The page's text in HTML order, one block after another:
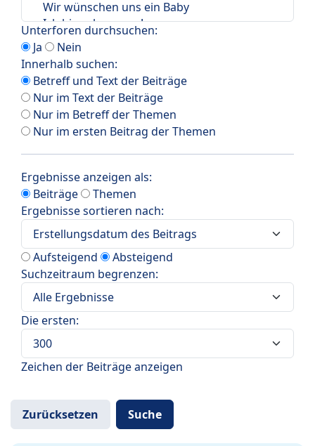
Unterforen durchsuchen:
Ja
Nein
Innerhalb suchen:
Betreff und Text der Beiträge
Nur im Text der Beiträge
Nur im Betreff der Themen
Nur im ersten Beitrag der Themen
Ergebnisse anzeigen als:
Beiträge
Themen
Ergebnisse sortieren nach:
Aufsteigend
Absteigend
Suchzeitraum begrenzen:
Die ersten:
Zeichen der Beiträge anzeigen